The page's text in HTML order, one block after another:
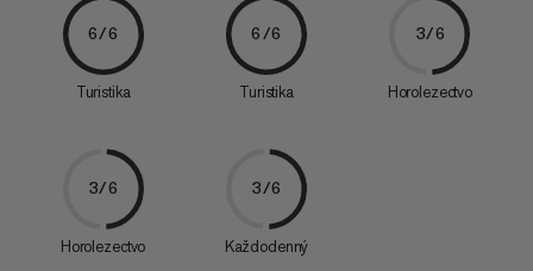
6/6
Turistika
6/6
Turistika
3/6
Horolezectvo
3/6
Horolezectvo
3/6
Každodenný